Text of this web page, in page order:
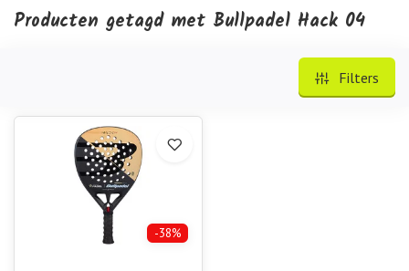
Producten getagd met Bullpadel Hack 04
Filters
-38%